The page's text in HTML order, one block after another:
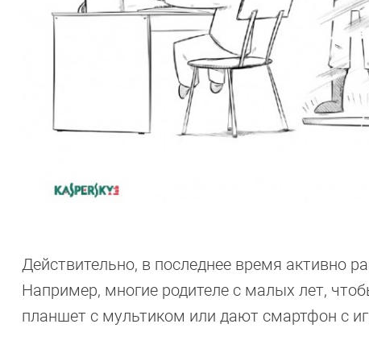
Действительно, в последнее время активно
Например, многие родителе с малых лет,
планшет с мультиком или дают смартфон с